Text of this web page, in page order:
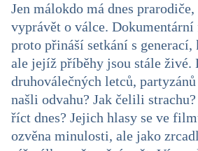
Jen málokdo má dnes
vyprávět o válce.
proto přináší setkání s generací,
ale jejíž příběhy jsou stále živé.
druhoválečných letců,
našli odvahu? Jak čelili
říct dnes? Jejich hlasy se ve
ozvěna minulosti, ale jako